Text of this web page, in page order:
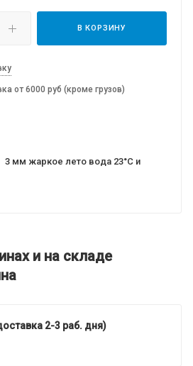
В КОРЗИНУ
от 6000 руб (кроме грузов)
3 мм жаркое лето вода 23°C и
и на складе
2-3 раб. дня)